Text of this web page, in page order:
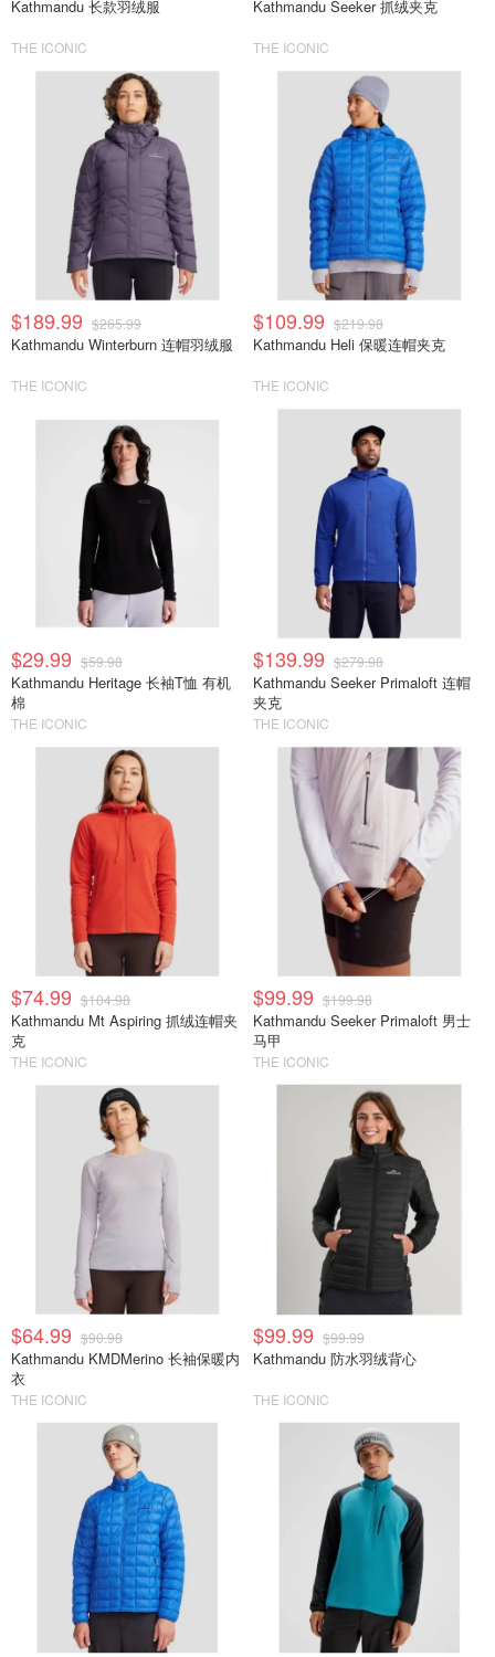
Kathmandu 长款羽绒服
THE ICONIC
Kathmandu Seeker 抓绒夹克
THE ICONIC
$189.99 $265.99
Kathmandu Winterburn 连帽羽绒服
THE ICONIC
$109.99 $219.98
Kathmandu Heli 保暖连帽夹克
THE ICONIC
$29.99 $59.98
Kathmandu Heritage 长袖T恤 有机
棉
THE ICONIC
$139.99 $279.98
Kathmandu Seeker Primaloft 连帽
夹克
THE ICONIC
$74.99 $104.98
Kathmandu Mt Aspiring 抓绒连帽夹
克
THE ICONIC
$99.99 $199.98
Kathmandu Seeker Primaloft 男士
马甲
THE ICONIC
$64.99 $90.98
Kathmandu KMDMerino 长袖保暖内
衣
THE ICONIC
$99.99 $99.99
Kathmandu 防水羽绒背心
THE ICONIC